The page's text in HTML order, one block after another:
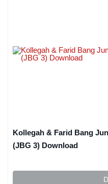
Kollegah & Farid Bang
(JBG 3) Download